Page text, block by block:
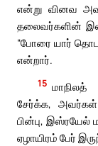
என்று வினவ
தலைவர்களின்
“போரை யார்
என்றார்.
15
சேர்க்க, அவர்கள்
பின்பு,
ஏழாயிரம் பேர்